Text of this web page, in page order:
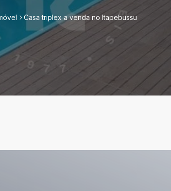
Casa triplex a venda no Itapebussu